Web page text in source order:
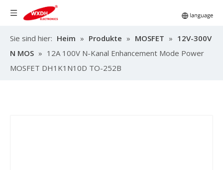
Sie sind hier: Heim » Produkte » MOSFET » 12V-300V
N MOS » 12A 100V N-Kanal Enhancement Mode Power
MOSFET DH1K1N10D TO-252B